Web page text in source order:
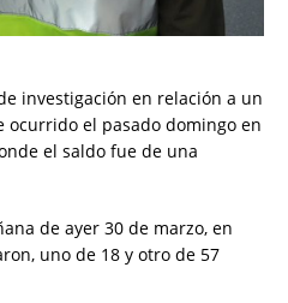
investigación en relación a un
ocurrido el pasado domingo en
el saldo fue de una
de ayer 30 de marzo, en
uno de 18 y otro de 57